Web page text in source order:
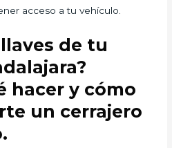
acceso a tu vehículo.
de tu
hacer y cómo
un cerrajero